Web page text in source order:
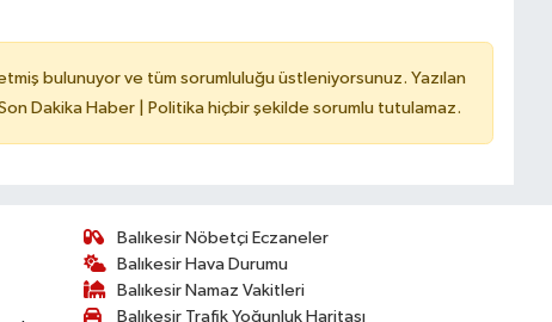
bulunuyor ve tüm sorumluluğu üstleniyorsunuz. Yazılan
Dakika Haber | Politika hiçbir şekilde sorumlu tutulamaz.
Balıkesir Nöbetçi Eczaneler
Balıkesir Hava Durumu
Balıkesir Namaz Vakitleri
Balıkesir Trafik Yoğunluk Haritası